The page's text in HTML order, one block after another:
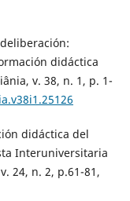
deliberación:
didáctica
v. 38, n. 1, p. 1-
didáctica del
Interuniversitaria
24, n. 2, p.61-81,